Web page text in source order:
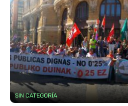
SIN CATEGORÍA